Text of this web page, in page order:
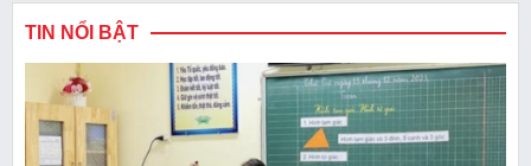
TIN NỔI BẬT